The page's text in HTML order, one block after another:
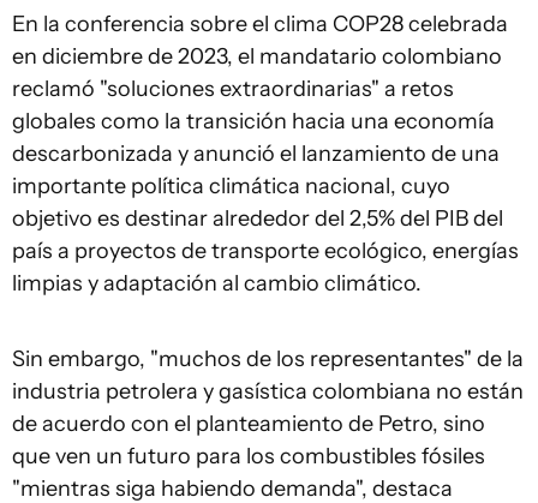
En la conferencia sobre el clima COP28 celebrada
en diciembre de 2023, el mandatario colombiano
reclamó "soluciones extraordinarias" a retos
globales como la transición hacia una economía
descarbonizada y anunció el lanzamiento de una
importante política climática nacional, cuyo
objetivo es destinar alrededor del 2,5% del PIB del
país a proyectos de transporte ecológico, energías
limpias y adaptación al cambio climático.
Sin embargo, "muchos de los representantes" de la
industria petrolera y gasística colombiana no están
de acuerdo con el planteamiento de Petro, sino
que ven un futuro para los combustibles fósiles
"mientras siga habiendo demanda", destaca